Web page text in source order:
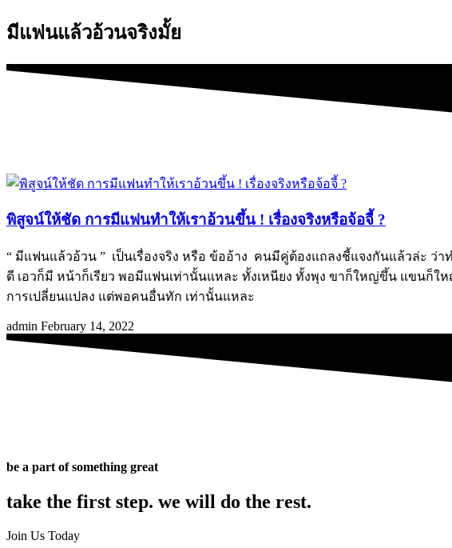
มีแฟนแล้วอ้วนจริงมั้ย
พิสูจน์ให้ชัด การมีแฟนทำให้เราอ้วนขึ้น ! เรื่องจริงหรือจ้อจี้ ?
“ มีแฟนแล้วอ้วน ” เป็นเรื่องจริง หรือ ข้ออ้าง คนมีคู่ต้องแถลงชี้แจงกันแล้วล่ะ ว่
ดี เอวก็มี หน้าก็เรียว พอมีแฟนเท่านั้นแหละ ทั้งเหนียง ทั้งพุง ขาก็ใหญ่ขึ้น แขนก็
การเปลี่ยนแปลง แต่พอคนอื่นทัก เท่านั้นแหละ
admin February 14, 2022
be a part of something great
take the first step. we will do the rest.
Join Us Today